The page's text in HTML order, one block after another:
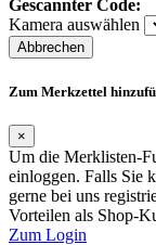
Gescannter Code:
Kamera auswählen
Abbrechen
Zum Merkzettel
×
Um die Merklisten-
einloggen. Falls Sie
gerne bei uns
Vorteilen als Shop-
Zum Login